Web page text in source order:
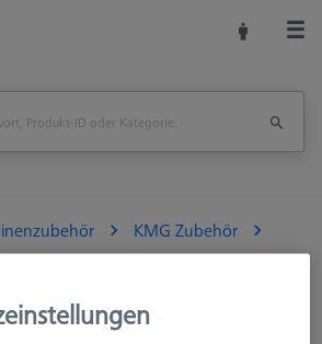
KMG Zubehör
und Rasterplatten